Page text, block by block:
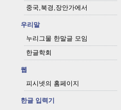
중국,북경,장안가에서
우리말
누리그물 한말글 모임
한글학회
웹
피시넷의 홈페이지
한글 입력기